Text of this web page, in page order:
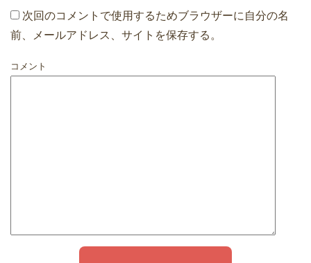
次回のコメントで使用するためブラウザーに自分の名
前、メールアドレス、サイトを保存する。
コメント